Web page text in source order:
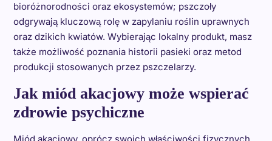
bioróżnorodności oraz ekosystemów; pszczoły
odgrywają kluczową rolę w zapylaniu roślin uprawnych
oraz dzikich kwiatów. Wybierając lokalny produkt, masz
także możliwość poznania historii pasieki oraz metod
produkcji stosowanych przez pszczelarzy.
Jak miód akacjowy może wspierać
zdrowie psychiczne